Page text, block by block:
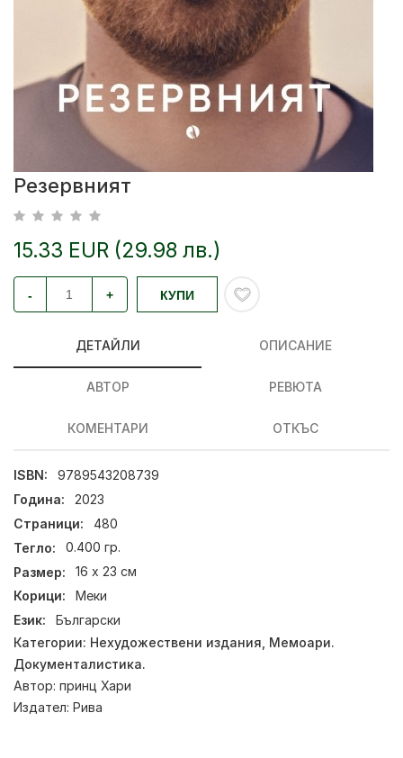
Резервният
15.33 EUR (29.98 лв.)
- + КУПИ
ДЕТАЙЛИ ОПИСАНИЕ
АВТОР РЕВЮТА
КОМЕНТАРИ ОТКЪС
ISBN:
9789543208739
Година:
2023
Страници:
480
Тегло:
0.400 гр.
Размер:
16 х 23 см
Корици:
Меки
Език:
Български
Категории: Нехудожествени издания, Мемоари.
Документалистика.
Автор: принц Хари
Издател: Рива